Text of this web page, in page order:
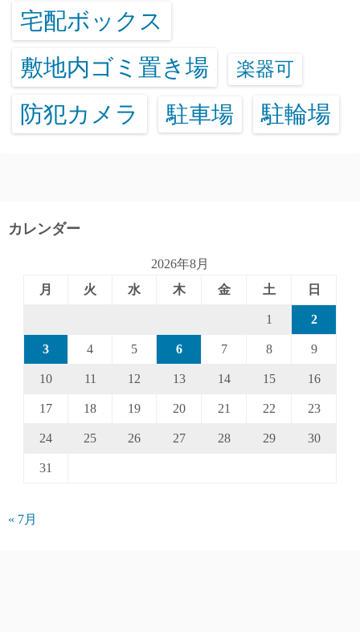
宅配ボックス
敷地内ゴミ置き場
楽器可
防犯カメラ 駐車場 駐輪場
カレンダー
2026年8月
月
火 水 木 金 土 日
1 2
3 4 5 6 7 8 9
10 11 12 13 14 15 16
17 18 19 20 21 22 23
24 25 26 27 28 29 30
31
« 7月